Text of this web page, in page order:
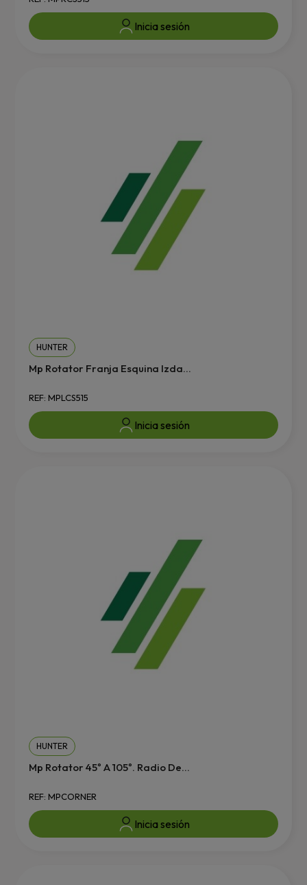
Inicia sesión
HUNTER
Mp Rotator Franja Esquina Izda...
REF: MPLCS515
Inicia sesión
HUNTER
Mp Rotator 45º A 105º. Radio De...
REF: MPCORNER
Inicia sesión